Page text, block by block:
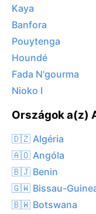
Kaya
Banfora
Pouytenga
Houndé
Fada N'gourma
Nioko I
Országok a(z)
🇩🇿 Algéria
🇦🇴 Angóla
🇧🇯 Benin
🇬🇼 Bissau-
🇧🇼 Botswana